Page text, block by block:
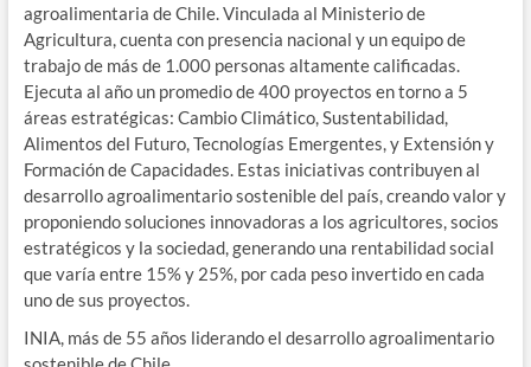
agroalimentaria de Chile. Vinculada al Ministerio de
Agricultura, cuenta con presencia nacional y un equipo de
trabajo de más de 1.000 personas altamente calificadas.
Ejecuta al año un promedio de 400 proyectos en torno a 5
áreas estratégicas: Cambio Climático, Sustentabilidad,
Alimentos del Futuro, Tecnologías Emergentes, y Extensión y
Formación de Capacidades. Estas iniciativas contribuyen al
desarrollo agroalimentario sostenible del país, creando valor y
proponiendo soluciones innovadoras a los agricultores, socios
estratégicos y la sociedad, generando una rentabilidad social
que varía entre 15% y 25%, por cada peso invertido en cada
uno de sus proyectos.
INIA, más de 55 años liderando el desarrollo agroalimentario